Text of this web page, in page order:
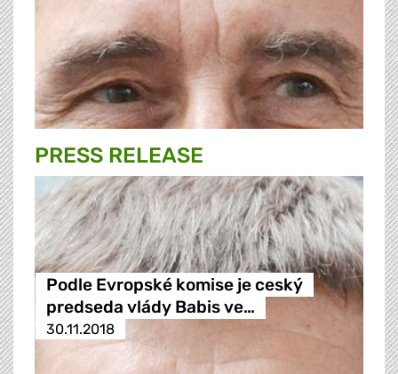
PRESS RELEASE
Podle Evropské komise je ceský
predseda vlády Babis ve…
30.11.2018